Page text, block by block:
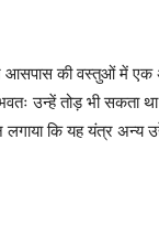
आसपास की वस्तुओं में एक
उन्हें तोड़ भी सकता
कि यह यंत्र अन्य